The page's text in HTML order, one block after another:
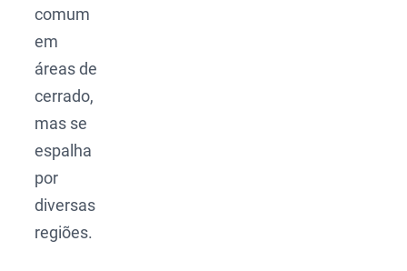
comum
em
áreas de
cerrado,
mas se
espalha
por
diversas
regiões.